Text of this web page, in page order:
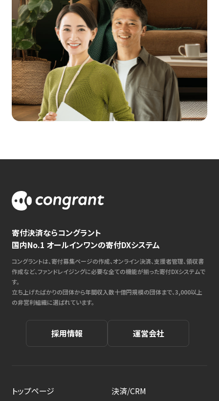
寄付決済ならコングラント
国内No.1 オールインワンの寄付DXシステム
コングラントは、寄付募集ページの作成、オンライン決済、支援者管理、領収書
作成など、ファンドレイジングに必要な全ての機能が揃った寄付DXシステムで
す。
立ち上げたばかりの団体から年間収入数十億円規模の団体まで、3,000以上
の非営利組織に選ばれています。
採用情報 運営会社
トップページ
決済/CRM